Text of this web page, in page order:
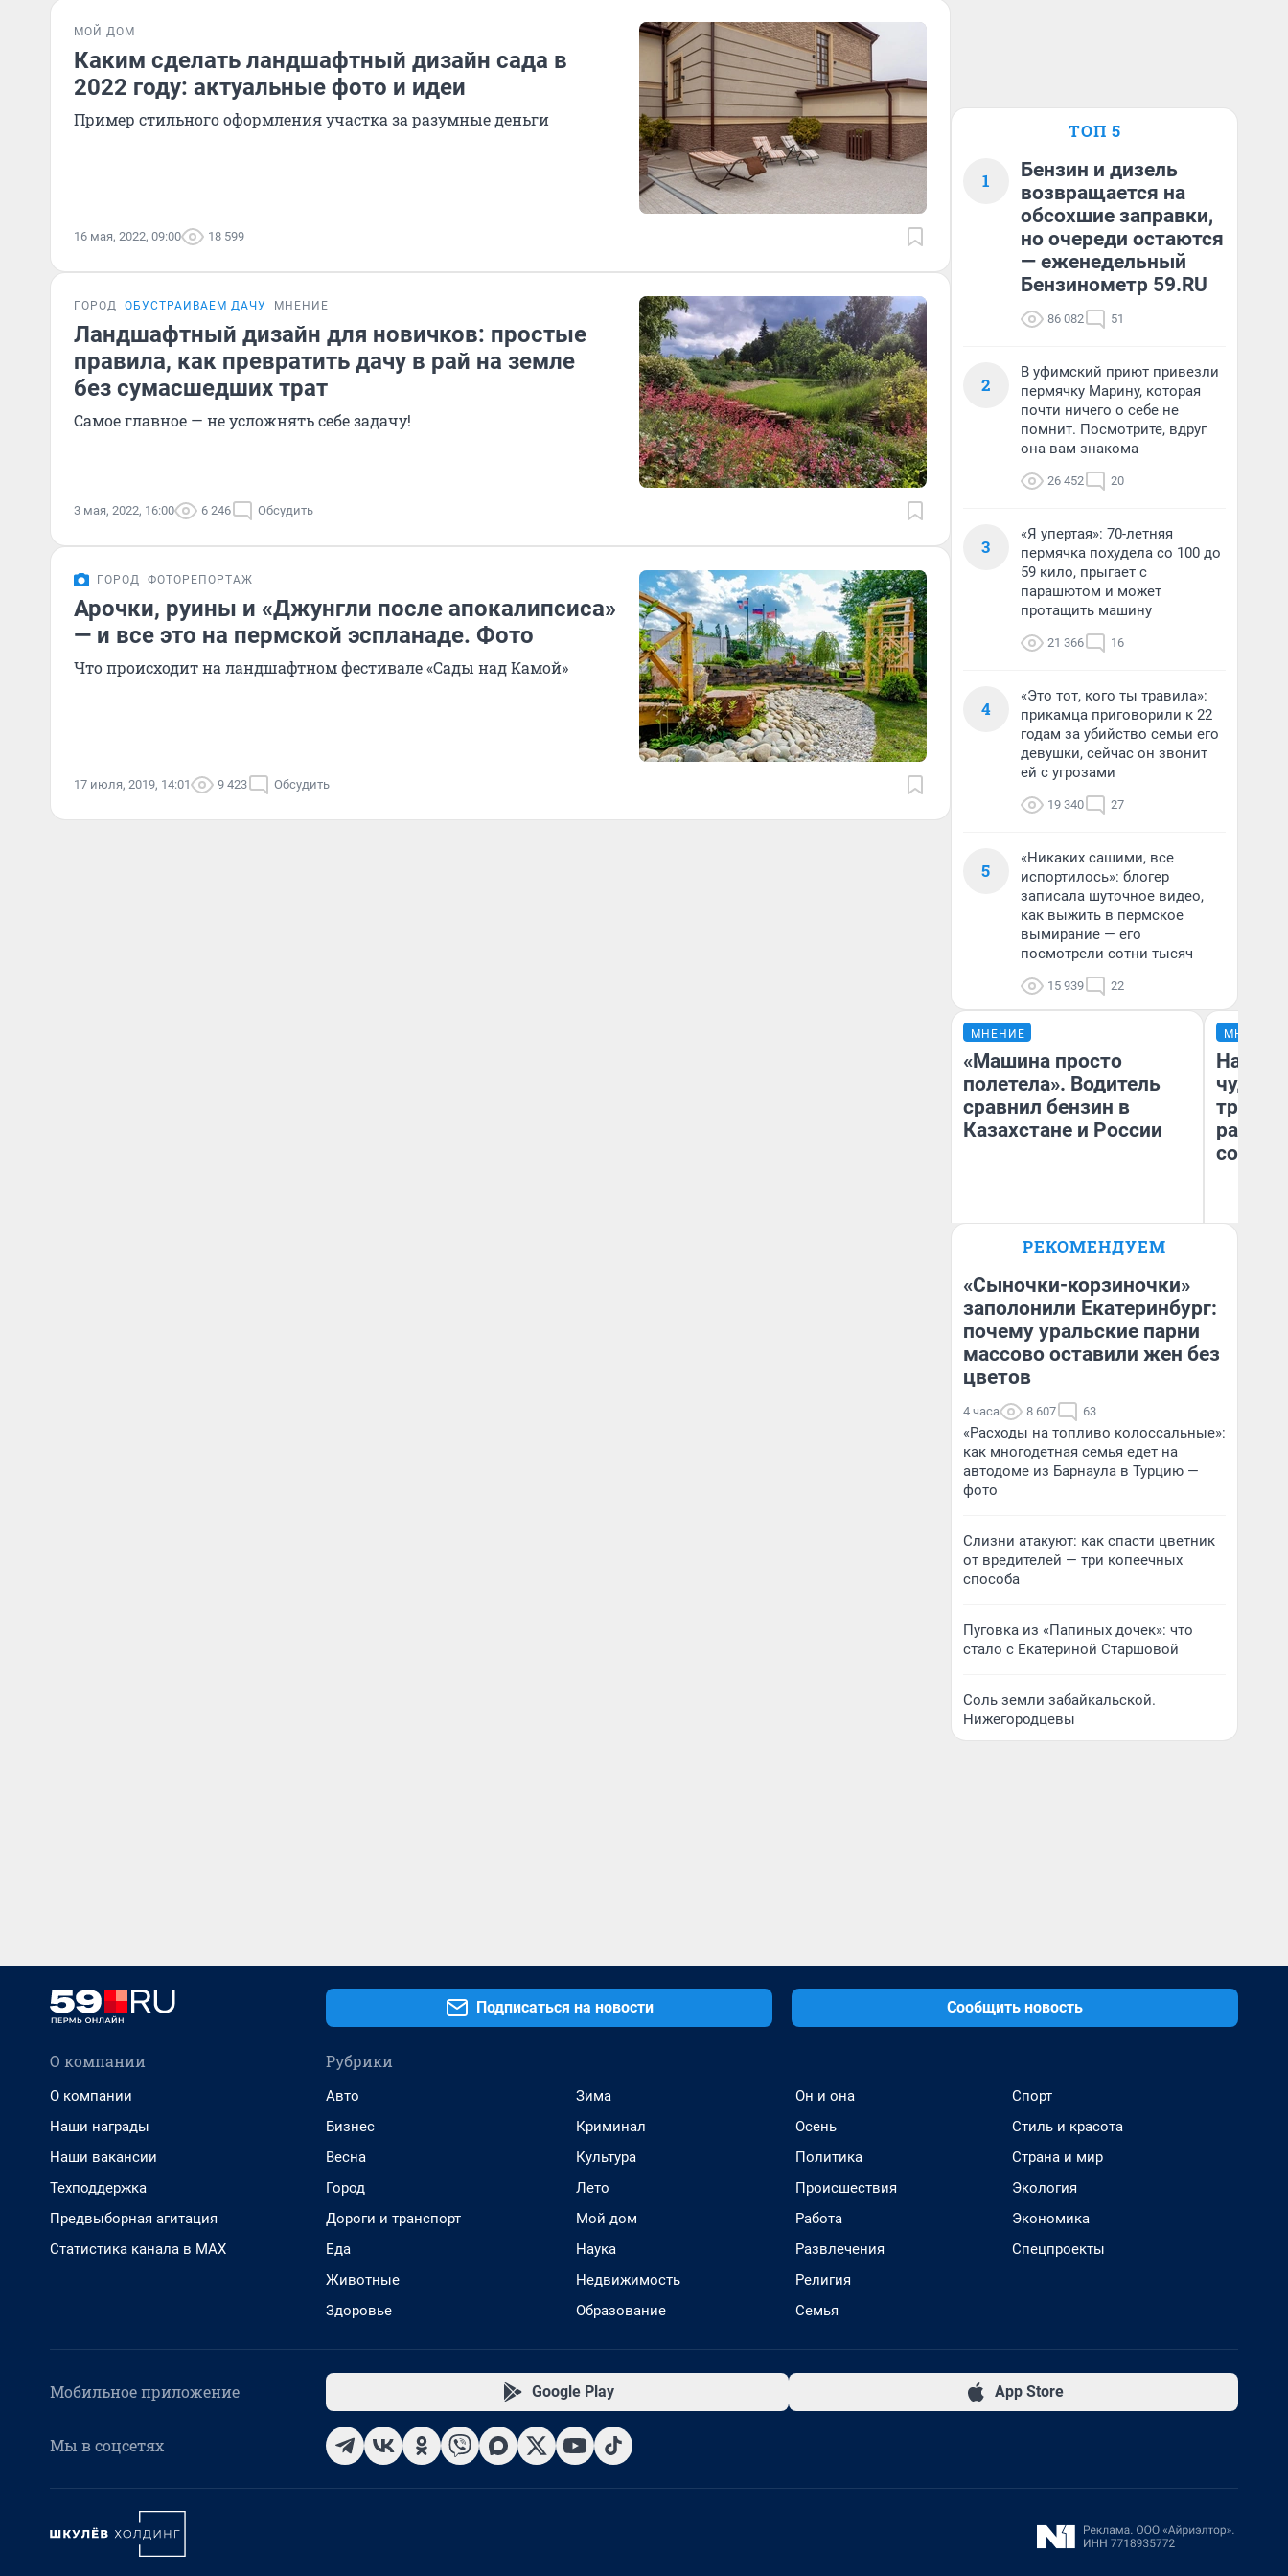
МОЙ ДОМ
Каким сделать ландшафтный дизайн сада в
2022 году: актуальные фото и идеи
Пример стильного оформления участка за разумные деньги
16 мая, 2022, 09:00 18 599
ГОРОД ОБУСТРАИВАЕМ ДАЧУ МНЕНИЕ
Ландшафтный дизайн для новичков: простые
правила, как превратить дачу в рай на земле
без сумасшедших трат
Самое главное — не усложнять себе задачу!
3 мая, 2022, 16:00 6 246 Обсудить
ГОРОД ФОТОРЕПОРТАЖ
Арочки, руины и «Джунгли после апокалипсиса»
— и все это на пермской эспланаде. Фото
Что происходит на ландшафтном фестивале «Сады над Камой»
17 июля, 2019, 14:01 9 423 Обсудить
ТОП 5
1
Бензин и дизель
возвращается на
обсохшие заправки,
но очереди остаются
— еженедельный
Бензинометр 59.RU
86 082 51
2
В уфимский приют привезли
пермячку Марину, которая
почти ничего о себе не
помнит. Посмотрите, вдруг
она вам знакома
26 452 20
3
«Я упертая»: 70-летняя
пермячка похудела со 100 до
59 кило, прыгает с
парашютом и может
протащить машину
21 366 16
4
«Это тот, кого ты травила»:
прикамца приговорили к 22
годам за убийство семьи его
девушки, сейчас он звонит
ей с угрозами
19 340 27
5
«Никаких сашими, все
испортилось»: блогер
записала шуточное видео,
как выжить в пермское
вымирание — его
посмотрели сотни тысяч
15 939 22
МНЕНИЕ
«Машина просто
полетела». Водитель
сравнил бензин в
Казахстане и России
Анатолий Кузнецов
МНЕНИЕ
чудом
РЕКОМЕНДУЕМ
«Сыночки-корзиночки»
заполонили Екатеринбург:
почему уральские парни
массово оставили жен без
цветов
4 часа 8 607 63
«Расходы на топливо колоссальные»:
как многодетная семья едет на
автодоме из Барнаула в Турцию —
фото
Слизни атакуют: как спасти цветник
от вредителей — три копеечных
способа
Пуговка из «Папиных дочек»: что
стало с Екатериной Старшовой
Соль земли забайкальской.
Нижегородцевы
Подписаться на новости Сообщить новость
О компании
О компании
Наши награды
Наши вакансии
Техподдержка
Предвыборная агитация
Статистика канала в MAX
Рубрики
Авто
Бизнес
Весна
Город
Дороги и транспорт
Еда
Животные
Здоровье
Зима
Криминал
Культура
Лето
Мой дом
Наука
Недвижимость
Образование
Он и она
Осень
Политика
Происшествия
Работа
Развлечения
Религия
Семья
Спорт
Стиль и красота
Страна и мир
Экология
Экономика
Спецпроекты
Мобильное приложение Google Play App Store
Мы в соцсетях